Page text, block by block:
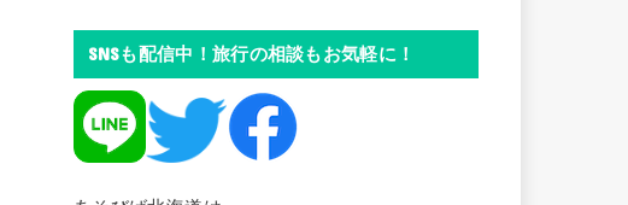
SNSも配信中！旅行の相談もお気軽に！